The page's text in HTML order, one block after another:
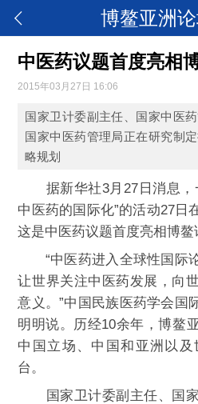
博鳌亚洲
中医药议题首度亮相
2015年03月27日 16:06
国家卫计委副主任、国家中医
国家中医药管理局正在研究制
略规划
据新华社3月27日消息，
中医药的国际化”的活动27日
这是中医药议题首度亮相博鳌
“中医药进入全球性国际
让世界关注中医药发展，向
意义。”中国民族医药学会国
明明说。历经10余年，博鳌
中国立场、中国和亚洲以
台。
国家卫计委副主任、国家